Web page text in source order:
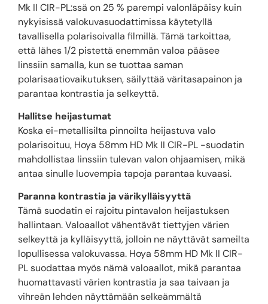
Mk II CIR-PL:ssä on 25 % parempi valonläpäisy kuin
nykyisissä valokuvasuodattimissa käytetyllä
tavallisella polarisoivalla filmillä. Tämä tarkoittaa,
että lähes 1/2 pistettä enemmän valoa pääsee
linssiin samalla, kun se tuottaa saman
polarisaatiovaikutuksen, säilyttää väritasapainon ja
parantaa kontrastia ja selkeyttä.
Hallitse heijastumat
Koska ei-metallisilta pinnoilta heijastuva valo
polarisoituu, Hoya 58mm HD Mk II CIR-PL -suodatin
mahdollistaa linssiin tulevan valon ohjaamisen, mikä
antaa sinulle luovempia tapoja parantaa kuvaasi.
Paranna kontrastia ja värikylläisyyttä
Tämä suodatin ei rajoitu pintavalon heijastuksen
hallintaan. Valoaallot vähentävät tiettyjen värien
selkeyttä ja kylläisyyttä, jolloin ne näyttävät sameilta
lopullisessa valokuvassa. Hoya 58mm HD Mk II CIR-
PL suodattaa myös nämä valoaallot, mikä parantaa
huomattavasti värien kontrastia ja saa taivaan ja
vihreän lehden näyttämään selkeämmältä